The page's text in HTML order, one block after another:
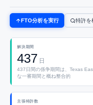
FTO分析を実行 特許を
解決期間
437 日
437日間の係争期間は、Texas
な一審期間と概ね整合的
主張特許数